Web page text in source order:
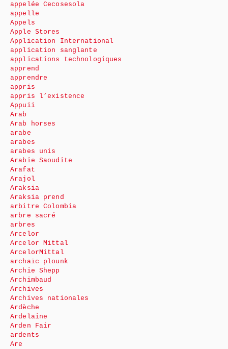
appelée Cecosesola
appelle
Appels
Apple Stores
Application International
application sanglante
applications technologiques
apprend
apprendre
appris
appris l’existence
Appuii
Arab
Arab horses
arabe
arabes
arabes unis
Arabie Saoudite
Arafat
Arajol
Araksia
Araksia prend
arbitre Colombia
arbre sacré
arbres
Arcelor
Arcelor Mittal
ArcelorMittal
archaïc plounk
Archie Shepp
Archimbaud
Archives
Archives nationales
Ardèche
Ardelaine
Arden Fair
ardents
Are